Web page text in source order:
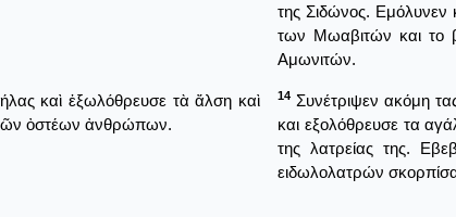
της Σιδώνος.
των Μωαβιτών και το
Αμωνιτών.
καὶ ἐξωλόθρευσε τὰ ἄλση καὶ
ὀστέων ἀνθρώπων.
14 Συνέτριψεν ακόμη
και εξολόθρευσε τα
της λατρείας της.
ειδωλολατρών